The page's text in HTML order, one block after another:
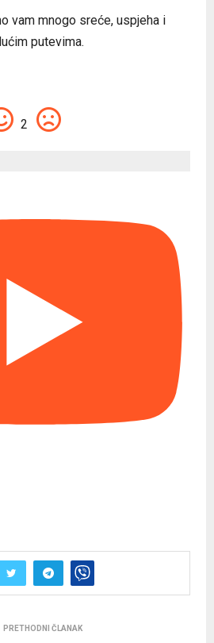
vam mnogo sreće, uspjeha i
putevima.
2
PRETHODNI ČLANAK